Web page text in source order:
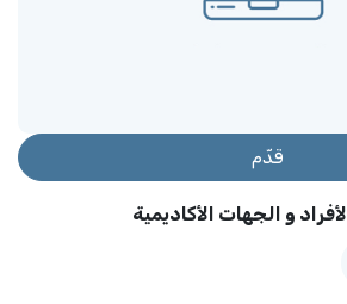
الأفراد و الجهات الأكاديمية
قدّم